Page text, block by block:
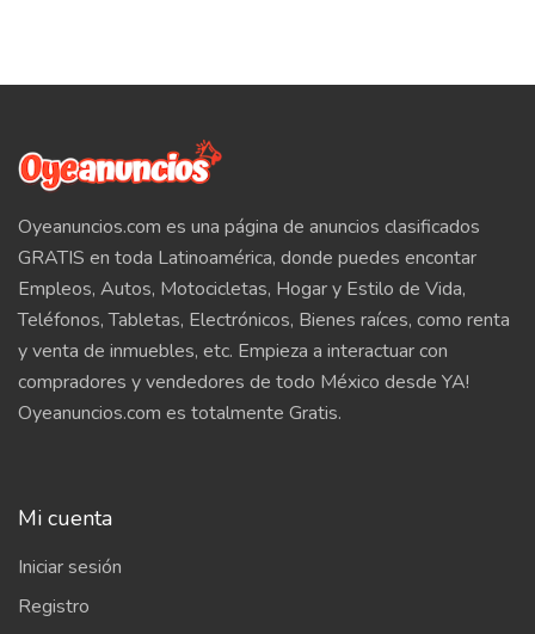
Oyeanuncios.com es una página de anuncios clasificados
GRATIS en toda Latinoamérica, donde puedes encontar
Empleos, Autos, Motocicletas, Hogar y Estilo de Vida,
Teléfonos, Tabletas, Electrónicos, Bienes raíces, como renta
y venta de inmuebles, etc. Empieza a interactuar con
compradores y vendedores de todo México desde YA!
Oyeanuncios.com es totalmente Gratis.
Mi cuenta
Iniciar sesión
Registro